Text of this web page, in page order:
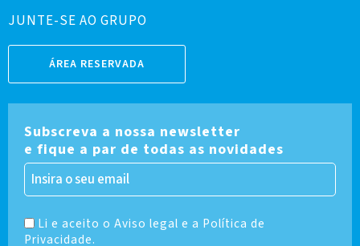
JUNTE-SE AO GRUPO
ÁREA RESERVADA
Subscreva a nossa newsletter
e fique a par de todas as novidades
Li e aceito o Aviso legal e a Política de
Privacidade.